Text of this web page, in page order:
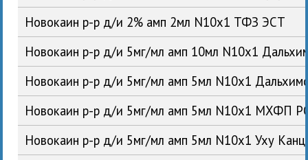
Новокаин р-р д/и 2% амп 2мл N10x1 ТФЗ ЭСТ
Новокаин р-р д/и 5мг/мл амп 10мл N10x1
Новокаин р-р д/и 5мг/мл амп 5мл N10x1
Новокаин р-р д/и 5мг/мл амп 5мл N10x1 МХФП
Новокаин р-р д/и 5мг/мл амп 5мл N10x1 Уху